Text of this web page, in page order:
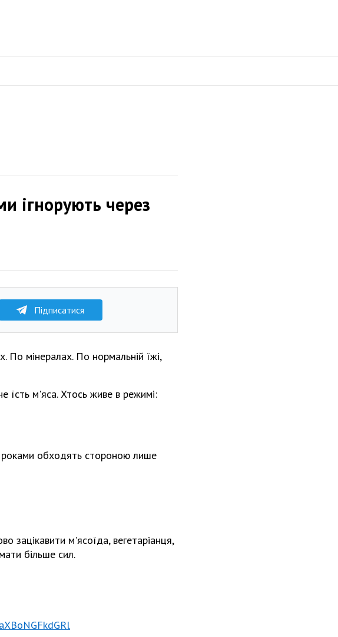
ігнорують через
Підписатися
По мінералах. По нормальній їжі,
їсть м'яса. Хтось живе в режимі:
роками обходять стороною лише
зацікавити м'ясоїда, вегетаріанця,
більше сил.